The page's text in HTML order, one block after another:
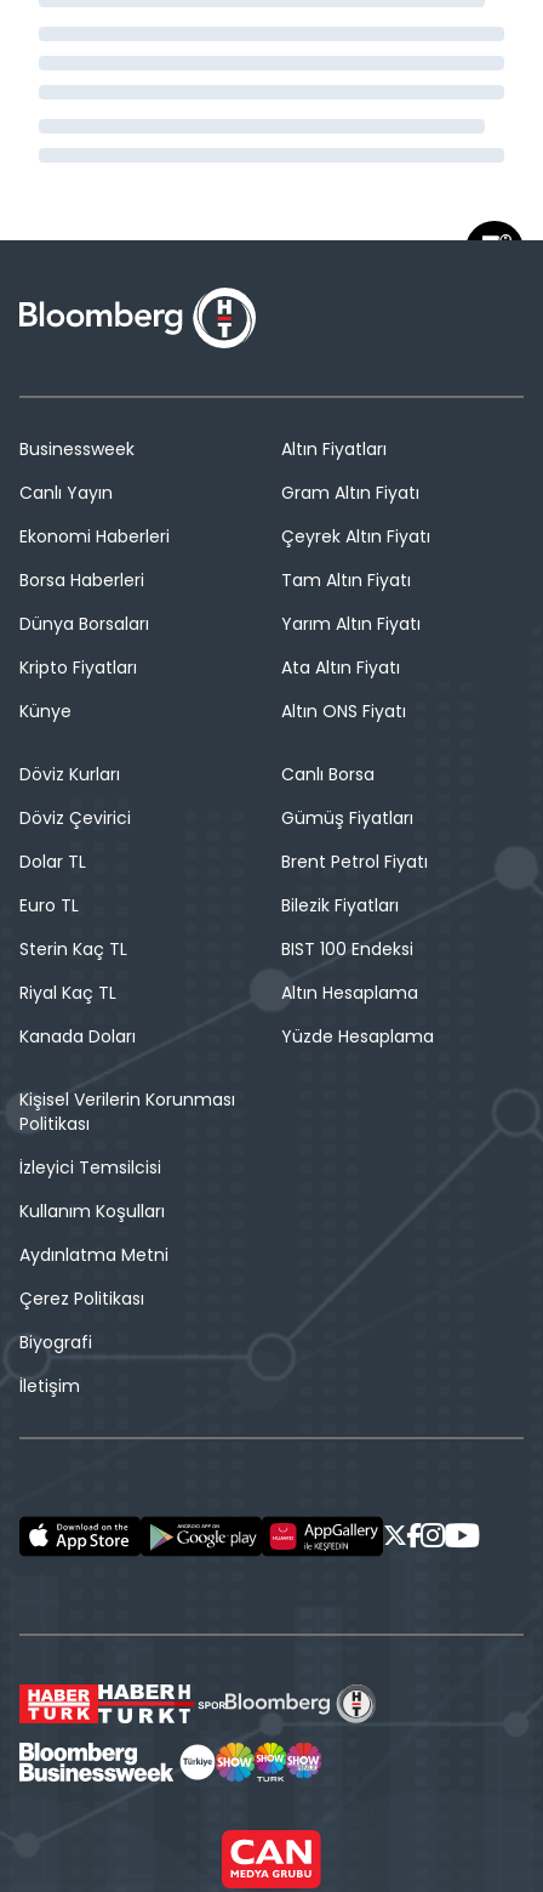
Businessweek
Canlı Yayın
Ekonomi Haberleri
Borsa Haberleri
Dünya Borsaları
Kripto Fiyatları
Künye
Altın Fiyatları
Gram Altın Fiyatı
Çeyrek Altın Fiyatı
Tam Altın Fiyatı
Yarım Altın Fiyatı
Ata Altın Fiyatı
Altın ONS Fiyatı
Döviz Kurları
Döviz Çevirici
Dolar TL
Euro TL
Sterin Kaç TL
Riyal Kaç TL
Kanada Doları
Canlı Borsa
Gümüş Fiyatları
Brent Petrol Fiyatı
Bilezik Fiyatları
BIST 100 Endeksi
Altın Hesaplama
Yüzde Hesaplama
Kişisel Verilerin Korunması
Politikası
İzleyici Temsilcisi
Kullanım Koşulları
Aydınlatma Metni
Çerez Politikası
Biyografi
İletişim